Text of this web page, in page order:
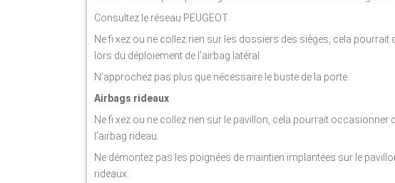
Consultez le réseau PEUGEOT.
Ne fi xez ou ne collez rien sur les dossiers des sièges, cela
lors du déploiement de l'airbag latéral.
N'approchez pas plus que nécessaire le buste de la porte.
Airbags rideaux
Ne fi xez ou ne collez rien sur le pavillon, cela pourrait occasionner
l'airbag rideau.
Ne démontez pas les poignées de maintien implantées sur le
rideaux.